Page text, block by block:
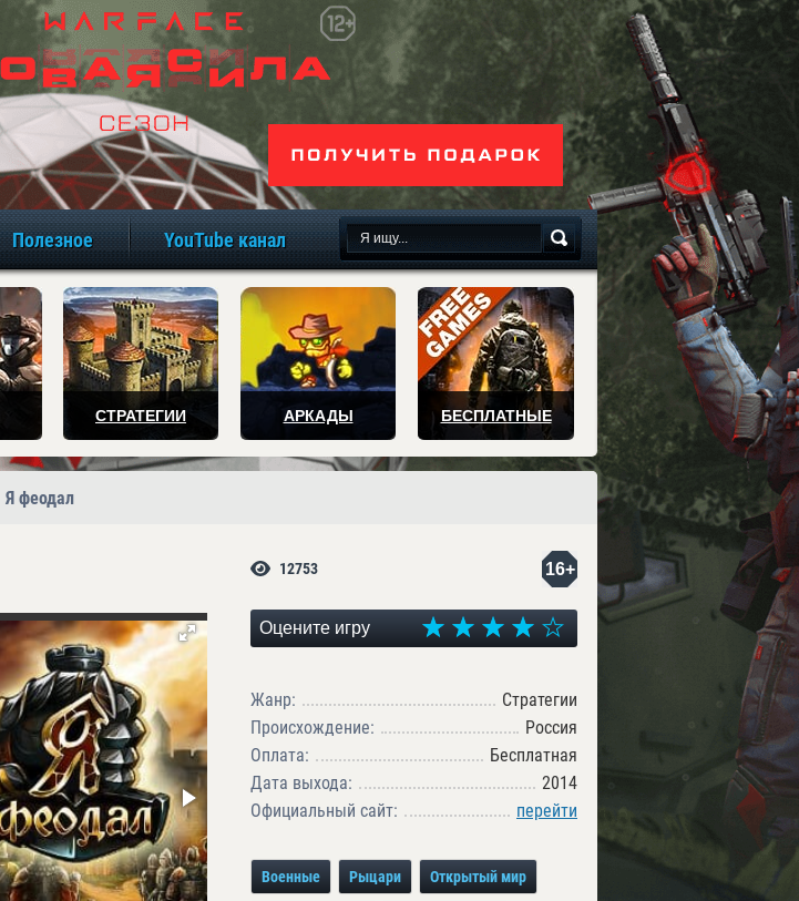
игры онлайн бесплатно
Полезное YouTube канал
СТРАТЕГИИ АРКАДЫ БЕСПЛАТНЫЕ
Я феодал
16+
12753
Оцените игру
Жанр:
Стратегии
Происхождение:
Россия
Оплата:
Бесплатная
Дата выхода:
2014
Официальный сайт:
перейти
Военные Рыцари Открытый мир